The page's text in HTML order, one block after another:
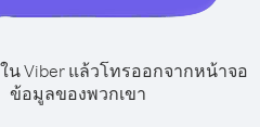
น Viber แล้วโทรออกจากหน้าจอ
ข้อมูลของพวกเขา